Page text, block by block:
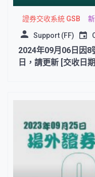
證券交收系統 GSB
Support (FF)
2024年09月06日因8
日，請更新 [交收日